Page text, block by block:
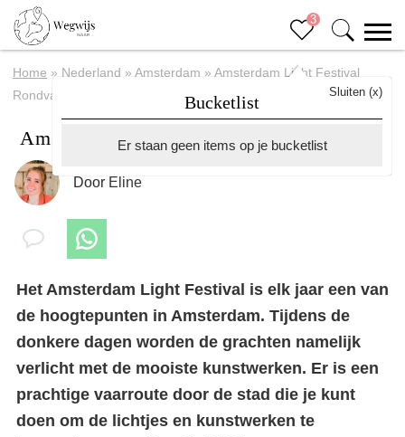
3
Bucketlist
Sluiten (x)
Er staan geen items op je bucketlist
Home » Nederland » Amsterdam » Amsterdam Light Festival
Rondvaart
Amsterdam Light Festival Rondvaart
Door Eline
Het Amsterdam Light Festival is elk jaar een van
de hoogtepunten in Amsterdam. Tijdens de
donkere dagen worden de grachten namelijk
verlicht met de mooiste kunstwerken. Er is een
prachtige vaarroute door de stad die je kunt
doen om de lichtjes en kunstwerken te